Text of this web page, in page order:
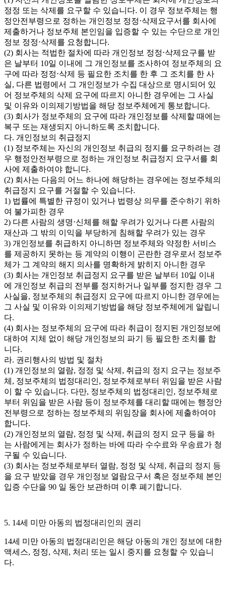
정정 또는 삭제를 요구할 수 있습니다. 이 경우 정보주체는 행
정안전부령으로 정하는 개인정보 정정⋅삭제요구서를 회사에
제출하거나 정보주체 본인임을 입증할 수 있는 수단으로 개인
정보 정정⋅삭제를 요청합니다.
(2) 회사는 적법한 절차에 따라 개인정보 정정⋅삭제요구를 받
은 날부터 10일 이내에 그 개인정보를 조사하여 정보주체의 요
구에 따라 정정⋅삭제 등 필요한 조치를 한 후 그 조치를 한 사
실, 다른 법령에서 그 개인정보가 수집 대상으로 명시되어 있
어 정보주체의 삭제 요구에 따르지 아니한 경우에는 그 사실
및 이유와 이의제기방법을 해당 정보주체에게 통보합니다.
(3) 회사가 정보주체의 요구에 따라 개인정보를 삭제할 때에는
복구 또는 재생되지 아니하도록 조치합니다.
다. 개인정보의 취급정지
(1) 정보주체는 자신의 개인정보 취급의 정지를 요구하려는 경
우 행정안전부령으로 정하는 개인정보 취급정지 요구서를 회
사에 제출하여야 합니다.
(2) 회사는 다음의 어느 하나에 해당하는 경우에는 정보주체의
취급정지 요구를 거절할 수 있습니다.
1) 법률에 특별한 규정이 있거나 법령상 의무를 준수하기 위하
여 불가피한 경우
2) 다른 사람의 생명⋅신체를 해할 우려가 있거나 다른 사람의
재산과 그 밖의 이익을 부당하게 침해할 우려가 있는 경우
3) 개인정보를 취급하지 아니하면 정보주체와 약정한 서비스
를 제공하지 못하는 등 계약의 이행이 곤란한 경우로서 정보주
체가 그 계약의 해지 의사를 명확하게 밝히지 아니한 경우
(3) 회사는 개인정보 취급정지 요구를 받은 날부터 10일 이내
에 개인정보 취급의 전부를 정지하거나 일부를 정지한 경우 그
사실을, 정보주체의 취급정지 요구에 따르지 아니한 경우에는
그 사실 및 이유와 이의제기방법을 해당 정보주체에게 알립니
다.
(4) 회사는 정보주체의 요구에 따라 취급이 정지된 개인정보에
대하여 지체 없이 해당 개인정보의 파기 등 필요한 조치를 합
니다.
라. 권리행사의 방법 및 절차
(1) 개인정보의 열람, 정정 및 삭제, 취급의 정지 요구는 정보주
체, 정보주체의 법정대리인, 정보주체로부터 위임을 받은 사람
이 할 수 있습니다. 다만, 정보주체의 법정대리인, 정보주체로
부터 위임을 받은 사람 등이 정보주체를 대리할 때에는 행정안
전부령으로 정하는 정보주체의 위임장을 회사에 제출하여야
합니다.
(2) 개인정보의 열람, 정정 및 삭제, 취급의 정지 요구 등을 하
는 사람에게는 회사가 정하는 바에 따라 수수료와 우송료가 청
구될 수 있습니다.
(3) 회사는 정보주체로부터 열람, 정정 및 삭제, 취급의 정지 등
을 요구 받았을 경우 개인정보 열람요구서 혹은 정보주체 본인
입증 수단을 90 일 동안 보관하며 이후 폐기합니다.
5. 14세 미만 아동의 법정대리인의 권리
14세 미만 아동의 법정대리인은 해당 아동의 개인 정보에 대한
액세스, 정정, 삭제, 처리 또는 일시 중지를 요청할 수 있습니
다.